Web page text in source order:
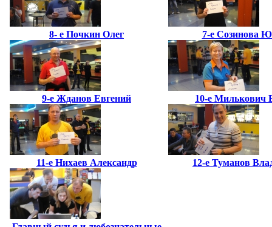
8- е Почкин Олег 7-е Созинова
9-е Жданов Евгений 10-е Милькович
11-е Нихаев Александр 12-е Туманов